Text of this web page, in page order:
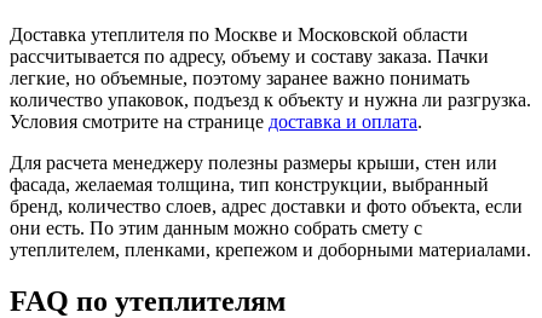
Доставка утеплителя по Москве и Московской области
рассчитывается по адресу, объему и составу заказа. Пачки
легкие, но объемные, поэтому заранее важно понимать
количество упаковок, подъезд к объекту и нужна ли разгрузка.
Условия смотрите на странице доставка и оплата.
Для расчета менеджеру полезны размеры крыши, стен или
фасада, желаемая толщина, тип конструкции, выбранный
бренд, количество слоев, адрес доставки и фото объекта, если
они есть. По этим данным можно собрать смету с
утеплителем, пленками, крепежом и доборными материалами.
FAQ по утеплителям